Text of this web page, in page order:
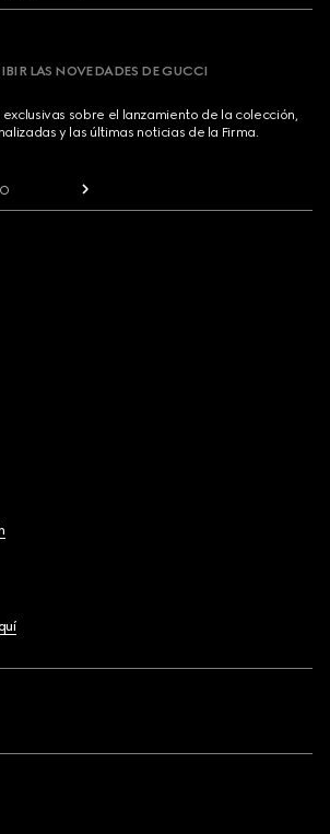
LAS NOVEDADES DE GUCCI
sobre el lanzamiento de la colección,
y las últimas noticias de la Firma.